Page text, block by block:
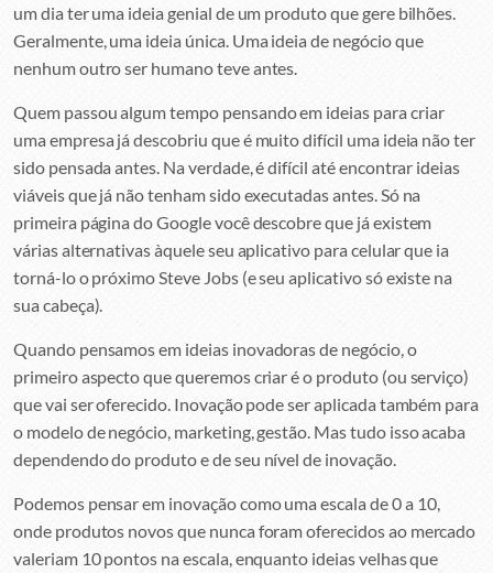
um dia ter uma ideia genial de um produto que gere bilhões.
Geralmente, uma ideia única. Uma ideia de negócio que
nenhum outro ser humano teve antes.
Quem passou algum tempo pensando em ideias para criar
uma empresa já descobriu que é muito difícil uma ideia não ter
sido pensada antes. Na verdade, é difícil até encontrar ideias
viáveis que já não tenham sido executadas antes. Só na
primeira página do Google você descobre que já existem
várias alternativas àquele seu aplicativo para celular que ia
torná-lo o próximo Steve Jobs (e seu aplicativo só existe na
sua cabeça).
Quando pensamos em ideias inovadoras de negócio, o
primeiro aspecto que queremos criar é o produto (ou serviço)
que vai ser oferecido. Inovação pode ser aplicada também para
o modelo de negócio, marketing, gestão. Mas tudo isso acaba
dependendo do produto e de seu nível de inovação.
Podemos pensar em inovação como uma escala de 0 a 10,
onde produtos novos que nunca foram oferecidos ao mercado
valeriam 10 pontos na escala, enquanto ideias velhas que